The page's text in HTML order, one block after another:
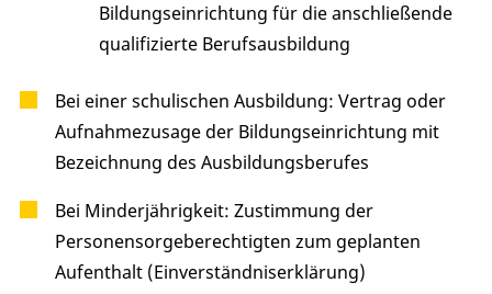
Bildungseinrichtung für die anschließende
qualifizierte Berufsausbildung
Bei einer schulischen Ausbildung: Vertrag oder
Aufnahmezusage der Bildungseinrichtung mit
Bezeichnung des Ausbildungsberufes
Bei Minderjährigkeit: Zustimmung der
Personensorgeberechtigten zum geplanten
Aufenthalt (Einverständniserklärung)